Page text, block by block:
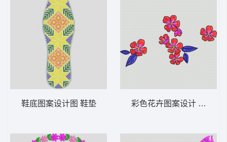
鞋底图案设计图 鞋垫 彩色花卉图案设计 简单花